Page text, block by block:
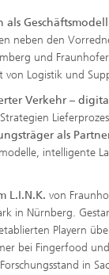
neben den
und
von Logistik und
Verkehr –
als
intelligente
L.I.N.K. von
in Nürnberg.
Playern
bei Fingerfood
in